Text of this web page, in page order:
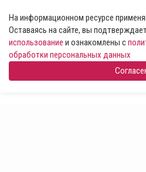
На информационном ресурсе
Оставаясь на сайте, вы
использование и ознакомлены с
обработки персональных данных